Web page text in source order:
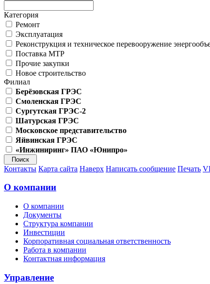
Категория
Ремонт
Эксплуатация
Реконструкция и техническое перевооружение
Поставка МТР
Прочие закупки
Новое строительство
Филиал
Берёзовская ГРЭС
Смоленская ГРЭС
Сургутская ГРЭС-2
Шатурская ГРЭС
Московское представительство
Яйвинская ГРЭС
«Инжиниринг» ПАО «Юнипро»
Контакты Карта сайта Наверх Написать сообщение Печать
О компании
О компании
Документы
Структура компании
Инвестиции
Корпоративная социальная ответственность
Работа в компании
Контактная информация
Управление